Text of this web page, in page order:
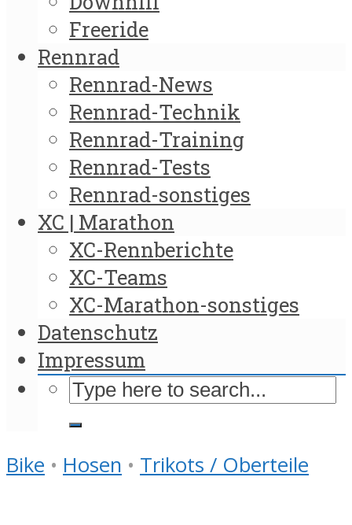
Freeride
Rennrad
Rennrad-News
Rennrad-Technik
Rennrad-Training
Rennrad-Tests
Rennrad-sonstiges
XC | Marathon
XC-Rennberichte
XC-Teams
XC-Marathon-sonstiges
Datenschutz
Impressum
Bike • Hosen • Trikots / Oberteile